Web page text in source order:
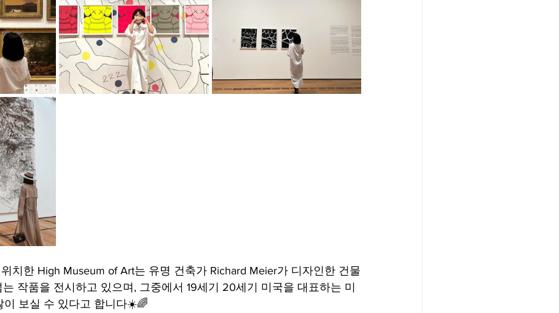
City-맛집/여행지 Brawley-맛집/여행지 Bretton Woods-맛집/여행지
맛집/여행지 Buena Park-맛집/여행지 Calipatria-맛집/여행지
맛집/여행지
치한 High Museum of Art는 유명 건축가 Richard Meier가 디자인한 건물
작품을 전시하고 있으며, 그중에서 19세기 20세기 미국을 대표하는 미
이 보실 수 있다고 합니다☀️🌈